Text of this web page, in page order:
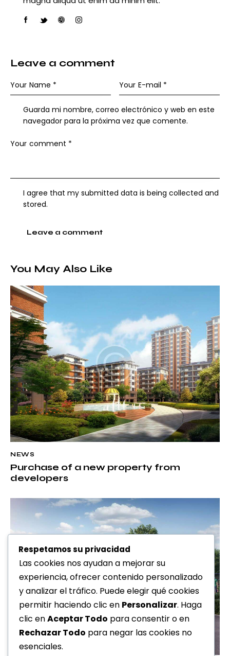
facebook-
twitter-dribbble-instagram
Leave a comment
Guarda mi nombre, correo electrónico y web en este
navegador para la próxima vez que comente.
I agree that my submitted data is being collected and
stored.
You May Also Like
NEWS
Purchase of a new property from
developers
Respetamos su privacidad
Las cookies nos ayudan a mejorar su
experiencia, ofrecer contenido personalizado
y analizar el tráfico. Puede elegir qué cookies
permitir haciendo clic en Personalizar. Haga
clic enAceptar Todo para consentir o en
Rechazar Todo para negar las cookies no
esenciales.